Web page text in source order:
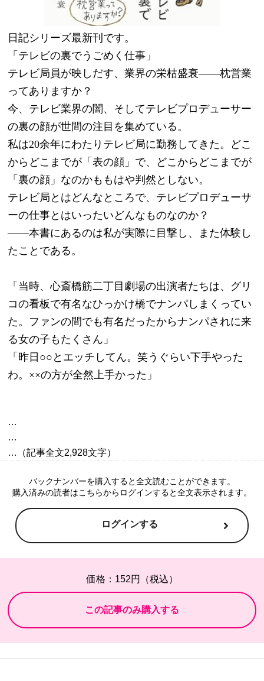
日記シリーズ最新刊です。
「テレビの裏でうごめく仕事」
テレビ局員が映しだす、業界の栄枯盛衰――枕営業
ってありますか？
今、テレビ業界の闇、そしてテレビプロデューサー
の裏の顔が世間の注目を集めている。
私は20余年にわたりテレビ局に勤務してきた。どこ
からどこまでが「表の顔」で、どこからどこまでが
「裏の顔」なのかももはや判然としない。
テレビ局とはどんなところで、テレビプロデューサ
ーの仕事とはいったいどんなものなのか？
――本書にあるのは私が実際に目撃し、また体験し
たことである。
「当時、心斎橋筋二丁目劇場の出演者たちは、グリ
コの看板で有名なひっかけ橋でナンパしまくってい
た。ファンの間でも有名だったからナンパされに来
る女の子もたくさん」
「昨日○○とエッチしてん。笑うぐらい下手やった
わ。××の方が全然上手かった」
…
…
バックナンバーを購入すると全文読むことができます。
購入済みの読者はこちらからログインすると全文表示されます。
ログインする
価格：152円（税込）